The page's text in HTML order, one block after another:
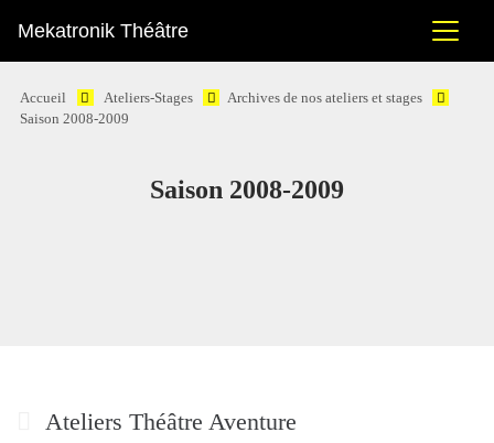
Mekatronik Théâtre
Accueil Ateliers-Stages
Archives de nos ateliers et stages
Saison 2008-2009
Saison 2008-2009
Ateliers Théâtre Aventure